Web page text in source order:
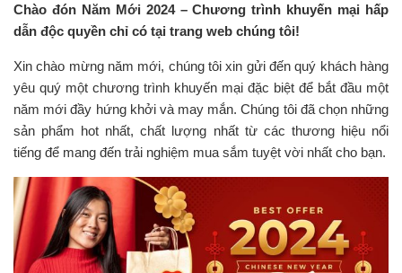
Chào đón Năm Mới 2024 – Chương trình khuyến mại hấp
dẫn độc quyền chỉ có tại trang web chúng tôi!
Xin chào mừng năm mới, chúng tôi xin gửi đến quý khách hàng
yêu quý một chương trình khuyến mại đặc biệt để bắt đầu một
năm mới đầy hứng khởi và may mắn. Chúng tôi đã chọn những
sản phẩm hot nhất, chất lượng nhất từ các thương hiệu nổi
tiếng để mang đến trải nghiệm mua sắm tuyệt vời nhất cho bạn.